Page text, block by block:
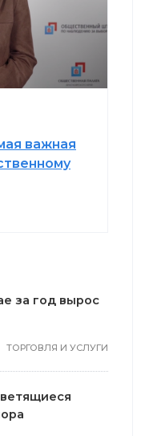
важная
за год вырос
ТОРГОВЛЯ И УСЛУГИ